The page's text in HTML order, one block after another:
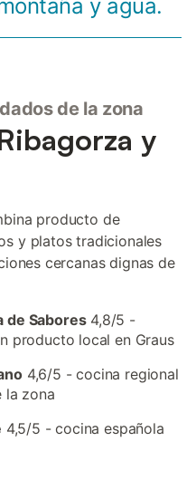
y agua.
de la zona
y
producto de
y platos tradicionales
cercanas dignas de
de Sabores4,8/5 -
producto local en Graus
4,6/5 - cocina regional
la zona
4,5/5 - cocina española